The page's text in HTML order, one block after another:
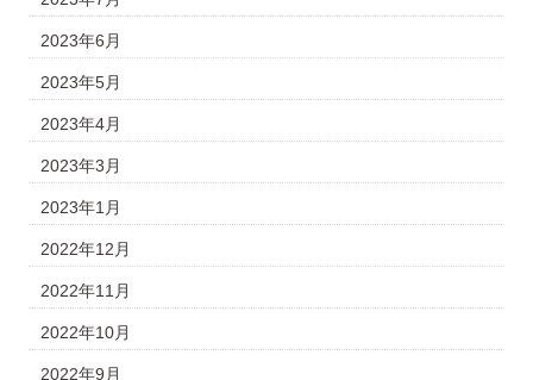
2023年6月
2023年5月
2023年4月
2023年3月
2023年1月
2022年12月
2022年11月
2022年10月
2022年9月